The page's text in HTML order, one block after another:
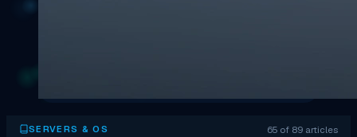
SERVERS & OS 65 of 89 articles